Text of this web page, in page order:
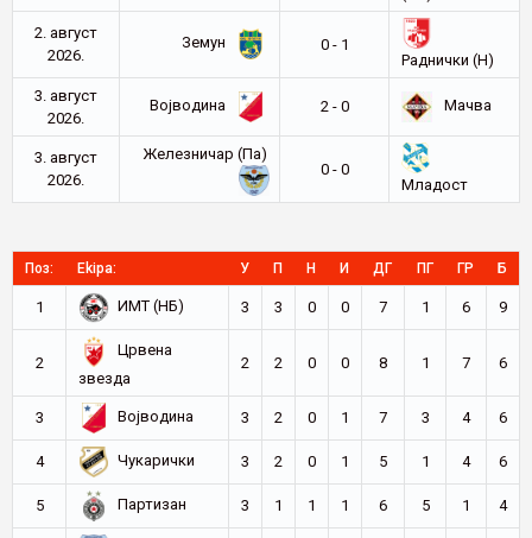
2. август
2026.
Земун
0 - 1
Раднички (Н)
3. август
2026.
Војводина 2 - 0 Мачва
3. август
2026.
Железничар (Па)
0 - 0
Младост
Поз: Ekipa: У П Н И ДГ ПГ ГР Б
1 ИМТ (НБ) 3 3 0 0 7 1 6 9
2
Црвена
звезда
2 2 0 0 8 1 7 6
3 Војводина 3 2 0 1 7 3 4 6
4 Чукарички 3 2 0 1 5 1 4 6
5 Партизан 3 1 1 1 6 5 1 4